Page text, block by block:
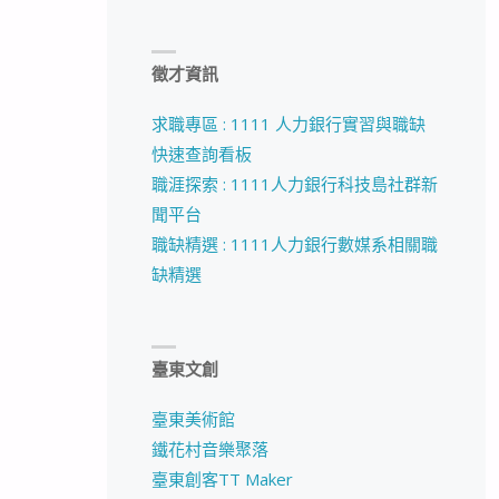
徵才資訊
求職專區 : 1111 人力銀行實習與職缺
快速查詢看板
職涯探索 : 1111人力銀行科技島社群新
聞平台
職缺精選 : 1111人力銀行數媒系相關職
缺精選
臺東文創
臺東美術館
鐵花村音樂聚落
臺東創客TT Maker